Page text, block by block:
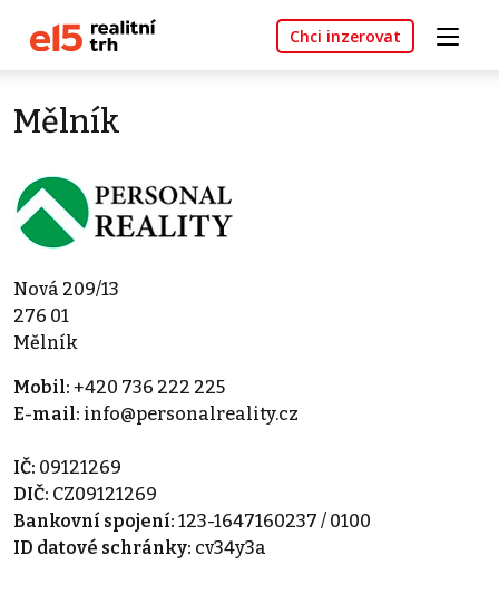
Chci inzerovat
Mělník
Nová 209/13
276 01
Mělník
Mobil: +420 736 222 225
E-mail: info@personalreality.cz
IČ: 09121269
DIČ: CZ09121269
Bankovní spojení: 123-1647160237 / 0100
ID datové schránky: cv34y3a